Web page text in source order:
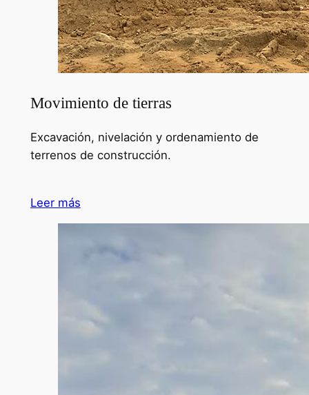
Movimiento de tierras
Excavación, nivelación y ordenamiento de
terrenos de construcción.
Leer más